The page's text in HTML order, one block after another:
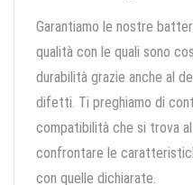
Garantiamo le nostre
qualità con le quali sono
durabilità grazie anche al
difetti. Ti preghiamo di
compatibilità che si trova
confrontare le
con quelle dichiarate.